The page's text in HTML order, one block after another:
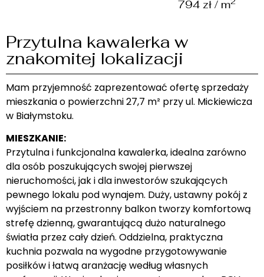
794 zł / m
Przytulna kawalerka w
znakomitej lokalizacji
Mam przyjemność zaprezentować ofertę sprzedaży
mieszkania o powierzchni 27,7 m² przy ul. Mickiewicza
w Białymstoku.
MIESZKANIE:
Przytulna i funkcjonalna kawalerka, idealna zarówno
dla osób poszukujących swojej pierwszej
nieruchomości, jak i dla inwestorów szukających
pewnego lokalu pod wynajem. Duży, ustawny pokój z
wyjściem na przestronny balkon tworzy komfortową
strefę dzienną, gwarantującą dużo naturalnego
światła przez cały dzień. Oddzielna, praktyczna
kuchnia pozwala na wygodne przygotowywanie
posiłków i łatwą aranżację według własnych